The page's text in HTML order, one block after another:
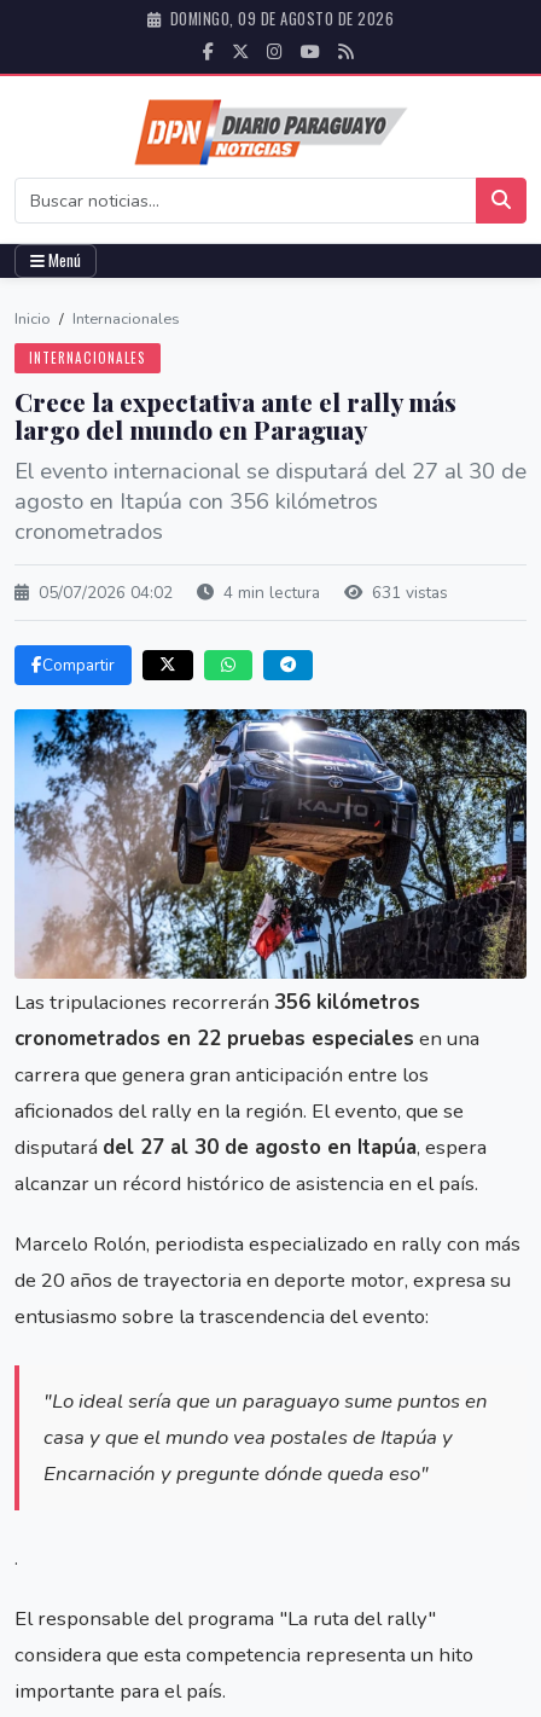
DOMINGO, 09 DE AGOSTO DE 2026
Menú
Inicio / Internacionales
INTERNACIONALES
Crece la expectativa ante el rally más
largo del mundo en Paraguay
El evento internacional se disputará del 27 al 30 de
agosto en Itapúa con 356 kilómetros
cronometrados
05/07/2026 04:02 4 min lectura 631 vistas
Compartir
Las tripulaciones recorrerán 356 kilómetros
cronometrados en 22 pruebas especiales en una
carrera que genera gran anticipación entre los
aficionados del rally en la región. El evento, que se
disputará del 27 al 30 de agosto en Itapúa, espera
alcanzar un récord histórico de asistencia en el país.
Marcelo Rolón, periodista especializado en rally con más
de 20 años de trayectoria en deporte motor, expresa su
entusiasmo sobre la trascendencia del evento:
"Lo ideal sería que un paraguayo sume puntos en
casa y que el mundo vea postales de Itapúa y
Encarnación y pregunte dónde queda eso"
.
El responsable del programa "La ruta del rally"
considera que esta competencia representa un hito
importante para el país.